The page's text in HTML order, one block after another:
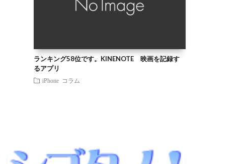
ランキング58位です。KINENOTE 映画を記録す
るアプリ
iPhone コラム